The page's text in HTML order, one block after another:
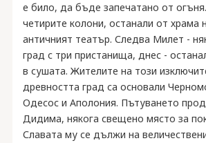
е било, да бъде запечатано от
четирите колони, останали от храма
античният театър. Следва Милет -
град с три пристанища, днес -
в сушата. Жителите на този
древността град са основали
Одесос и Аполония. Пътуването
Дидима, някога свещено място за
Славата му се дължи на